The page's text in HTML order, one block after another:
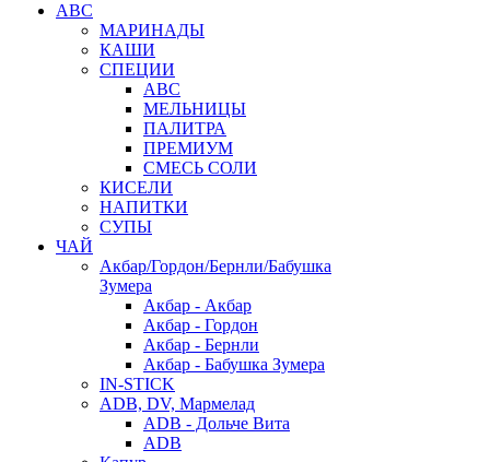
АВС
МАРИНАДЫ
КАШИ
СПЕЦИИ
АВС
МЕЛЬНИЦЫ
ПАЛИТРА
ПРЕМИУМ
СМЕСЬ СОЛИ
КИСЕЛИ
НАПИТКИ
СУПЫ
ЧАЙ
Акбар/Гордон/Бернли/Бабушка
Зумера
Акбар - Акбар
Акбар - Гордон
Акбар - Бернли
Акбар - Бабушка Зумера
IN-STICK
ADB, DV, Мармелад
ADB - Дольче Вита
ADB